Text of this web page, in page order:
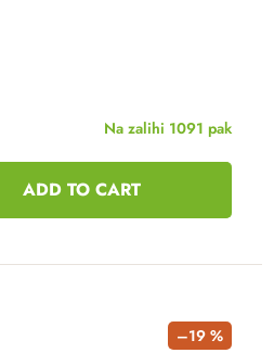
Na zalihi 1091 pak
ADD TO CART
–19 %